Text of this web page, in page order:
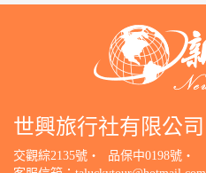
世興旅行社有限公司
交觀綜2135號‧
品保中0198號‧